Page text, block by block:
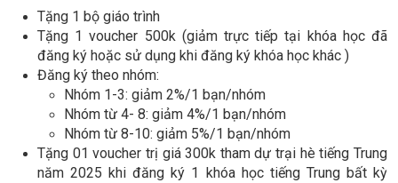
Tặng 1 bộ giáo trình
Tặng 1 voucher 500k (giảm trực tiếp tại khóa học đã
đăng ký hoặc sử dụng khi đăng ký khóa học khác )
Đăng ký theo nhóm:
Nhóm 1-3: giảm 2%/1 bạn/nhóm
Nhóm từ 4- 8: giảm 4%/1 bạn/nhóm
Nhóm từ 8-10: giảm 5%/1 bạn/nhóm
Tặng 01 voucher trị giá 300k tham dự trại hè tiếng Trung
năm 2025 khi đăng ký 1 khóa học tiếng Trung bất kỳ